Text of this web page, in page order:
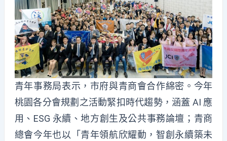
青年事務局表示，市府與青商會合作綿密。今年
桃園各分會規劃之活動緊扣時代趨勢，涵蓋 AI 應
用、ESG 永續、地方創生及公共事務論壇；青商
總會今年也以「青年領航欣耀動，智創永續築未